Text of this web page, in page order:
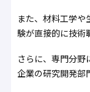
また、材料工学
験が直接的に技術
さらに、専門分野
企業の研究開発部